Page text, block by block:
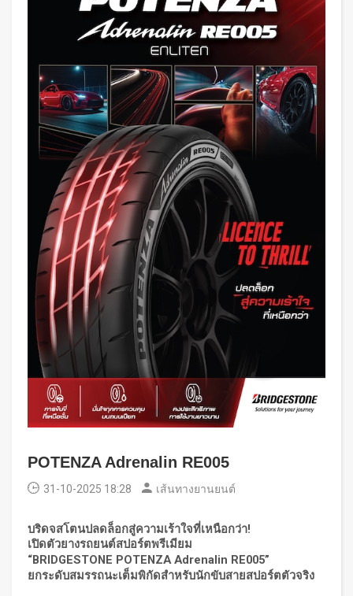
POTENZA Adrenalin RE005
31-10-2025 18:28 เส้นทางยานยนต์
บริดจสโตนปลดล็อกสู่ความเร้าใจที่เหนือกว่า!
เปิดตัวยางรถยนต์สปอร์ตพรีเมียม
“BRIDGESTONE POTENZA Adrenalin RE005”
ยกระดับสมรรถนะเต็มพิกัดสำหรับนักขับสายสปอร์ตตัวจริง